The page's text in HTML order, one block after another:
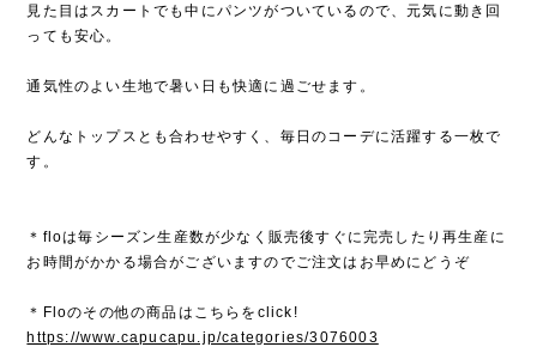
見た目はスカートでも中にパンツがついているので、元気に動き回
っても安心。
通気性のよい生地で暑い日も快適に過ごせます。
どんなトップスとも合わせやすく、毎日のコーデに活躍する一枚で
す。
＊floは毎シーズン生産数が少なく販売後すぐに完売したり再生産に
お時間がかかる場合がございますのでご注文はお早めにどうぞ
＊Floのその他の商品はこちらをclick!
https://www.capucapu.jp/categories/3076003